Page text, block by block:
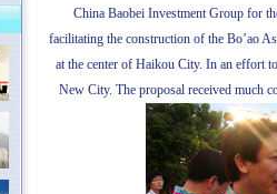
China Baobei Investment Group for
facilitating the construction of the Bo’ao
at the center of Haikou City. In an effort
New City. The proposal received much